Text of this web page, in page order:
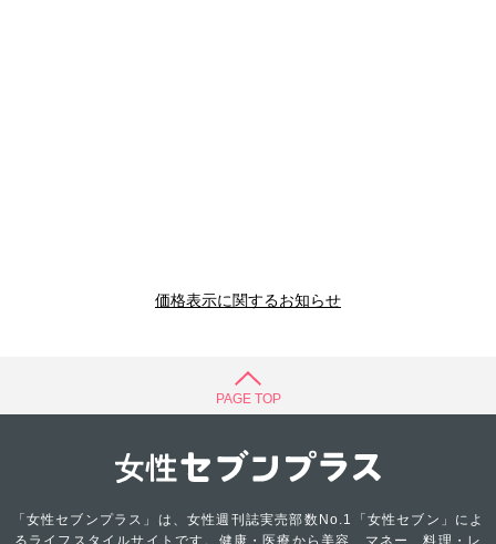
価格表示に関するお知らせ
PAGE TOP
「女性セブンプラス」は、女性週刊誌実売部数No.1「女性セブン」によ
るライフスタイルサイトです。健康・医療から美容、マネー、料理・レ